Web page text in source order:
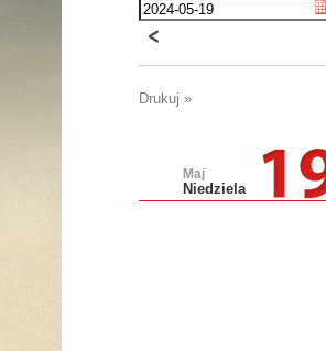
Drukuj »
Maj
Niedziela